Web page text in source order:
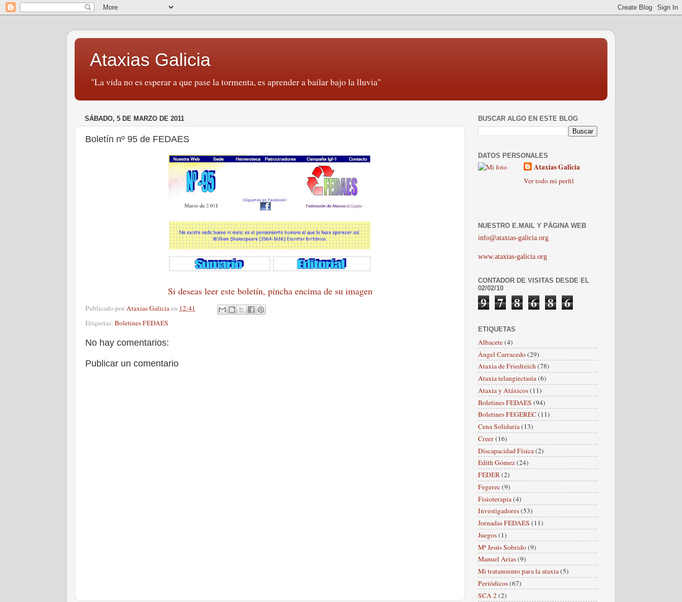
Ataxias Galicia
"La vida no es esperar a que pase la tormenta, es aprender a bailar bajo la lluvia"
SÁBADO, 5 DE MARZO DE 2011
Boletín nº 95 de FEDAES
Si deseas leer este boletín, pincha encima de su imagen
Publicado porAtaxias Galiciaen 12:41
Etiquetas: Boletines FEDAES
No hay comentarios:
Publicar un comentario
BUSCAR ALGO EN ESTE BLOG
DATOS PERSONALES
Ataxias Galicia
Ver todo mi perfil
NUESTRO E.MAIL Y PÁGINA WEB
info@ataxias-galicia.org
www.ataxias-galicia.org
CONTADOR DE VISITAS DESDE EL
02/02/10
9 7 8 6 8 6
ETIQUETAS
Albacete(4)
Ángel Carracedo(29)
Ataxia de Friedreich(78)
Ataxia telangiectasia(6)
Ataxia y Atáxicos(11)
Boletines FEDAES (94)
Boletines FEGEREC(11)
Cena Solidaria(13)
Creer(16)
Discapacidad Física(2)
Edith Gómez(24)
FEDER(2)
Fegerec(9)
Fisioterapia(4)
Investigadores(53)
Jornadas FEDAES (11)
Juegos(1)
Mª Jesús Sobrido(9)
Manuel Arias(9)
Mi tratamiento para la ataxia(5)
Periódicos(67)
SCA 2(2)